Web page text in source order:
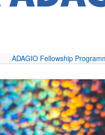
ADAGIO Fellowship